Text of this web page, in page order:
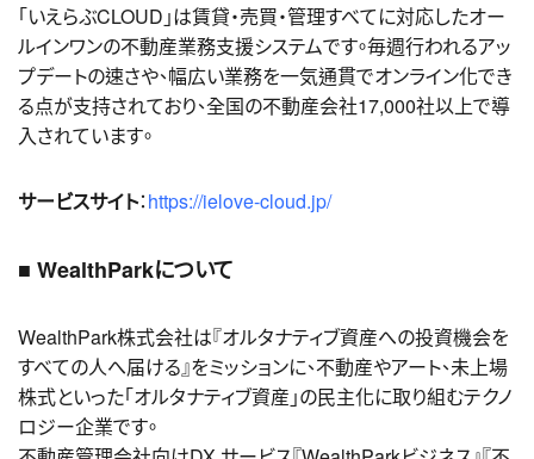
「いえらぶCLOUD」は賃貸・売買・管理すべてに対応したオー
ルインワンの不動産業務支援システムです。毎週行われるアッ
プデートの速さや、幅広い業務を一気通貫でオンライン化でき
る点が支持されており、全国の不動産会社17,000社以上で導
入されています。
サービスサイト：https://ielove-cloud.jp/
■ WealthParkについて
WealthPark株式会社は『オルタナティブ資産への投資機会を
すべての人へ届ける』をミッションに、不動産やアート、未上場
株式といった「オルタナティブ資産」の民主化に取り組むテクノ
ロジー企業です。